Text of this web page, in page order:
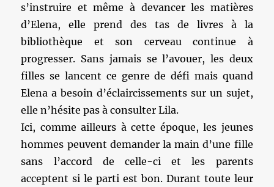
s’instruire et même à devancer les matières
d’Elena, elle prend des tas de livres à la
bibliothèque et son cerveau continue à
progresser. Sans jamais se l’avouer, les deux
filles se lancent ce genre de défi mais quand
Elena a besoin d’éclaircissements sur un sujet,
elle n’hésite pas à consulter Lila.
Ici, comme ailleurs à cette époque, les jeunes
hommes peuvent demander la main d’une fille
sans l’accord de celle-ci et les parents
acceptent si le parti est bon. Durant toute leur